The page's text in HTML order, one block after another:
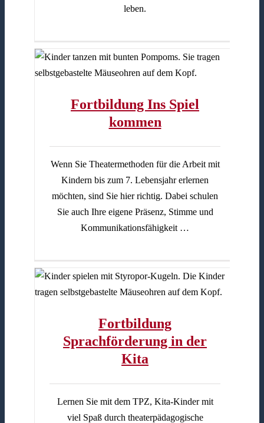
leben.
Fortbildung Ins Spiel
kommen
Wenn Sie Theatermethoden für die Arbeit mit
Kindern bis zum 7. Lebensjahr erlernen
möchten, sind Sie hier richtig. Dabei schulen
Sie auch Ihre eigene Präsenz, Stimme und
Kommunikationsfähigkeit …
Fortbildung
Sprachförderung in der
Kita
Lernen Sie mit dem TPZ, Kita-Kinder mit
viel Spaß durch theaterpädagogische